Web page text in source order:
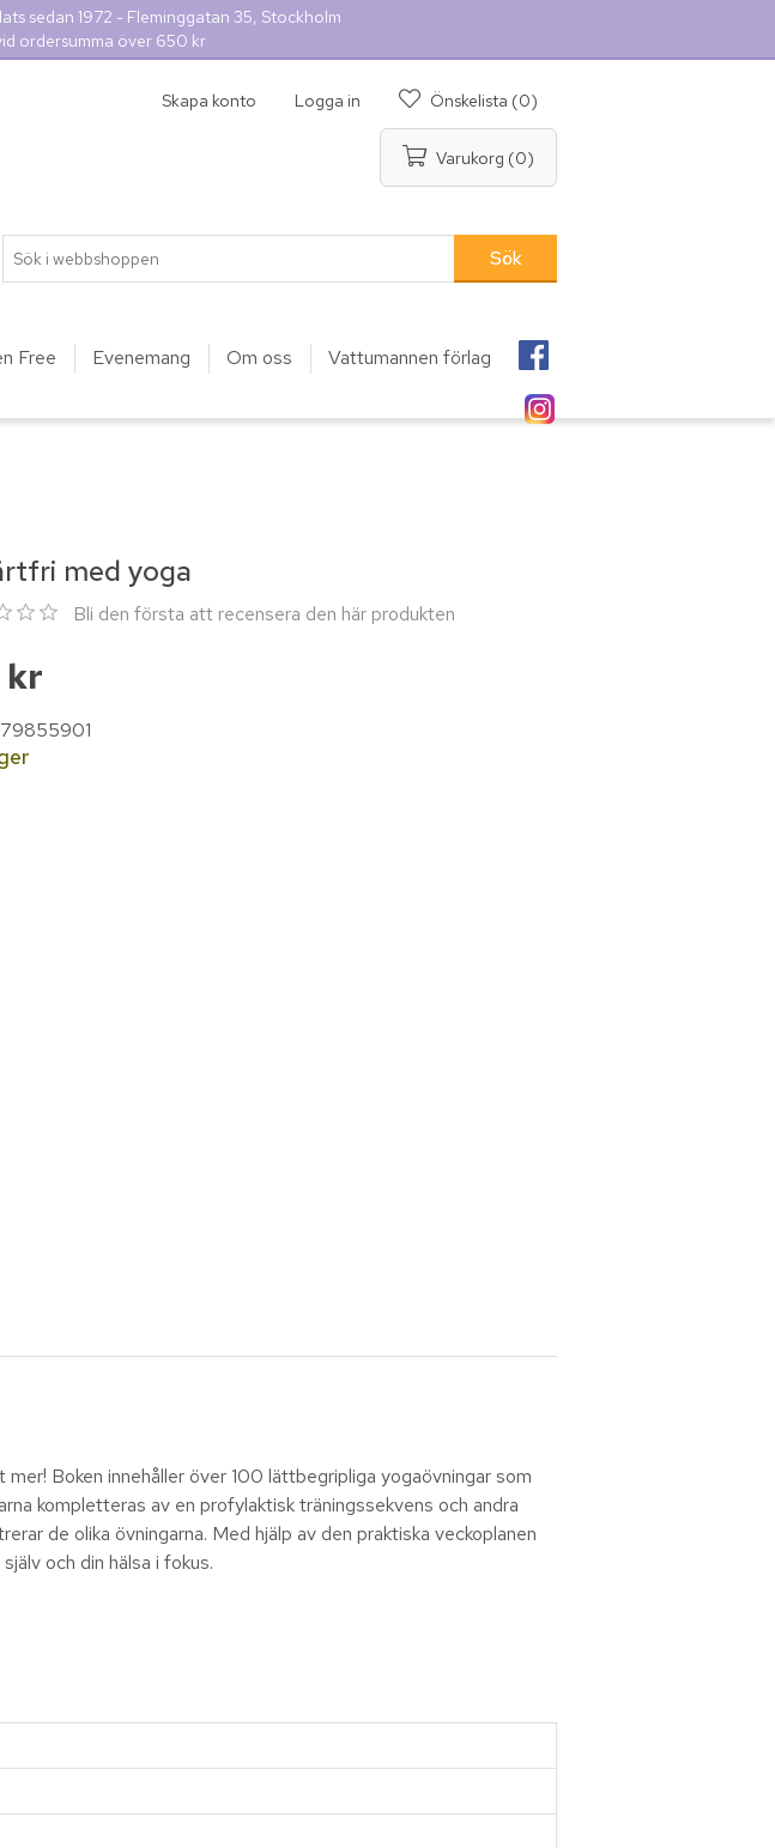
sedan 1972 - Fleminggatan 35, Stockholm
ordersumma över 650 kr
Skapa konto Logga in Önskelista (0)
Varukorg (0)
Free Evenemang Om oss Vattumannen förlag
med yoga
Bli den första att recensera den här produkten
kr
Boken innehåller över 100 lättbegripliga yogaövningar som
kompletteras av en profylaktisk träningssekvens och andra
de olika övningarna. Med hjälp av den praktiska veckoplanen
och din hälsa i fokus.